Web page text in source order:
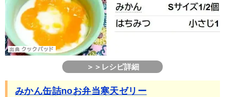
＞＞レシピ詳細
みかん缶詰noお弁当寒天ゼリー